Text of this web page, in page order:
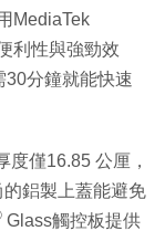
MediaTek
利性與強勁效
30分鐘就能快速
僅16.85 公厘，
鋁製上蓋能避免
Glass觸控板提供